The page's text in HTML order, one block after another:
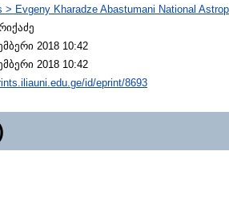
> Evgeny Kharadze Abastumani National
2018 10:42
2018 10:42
id/eprint/8693